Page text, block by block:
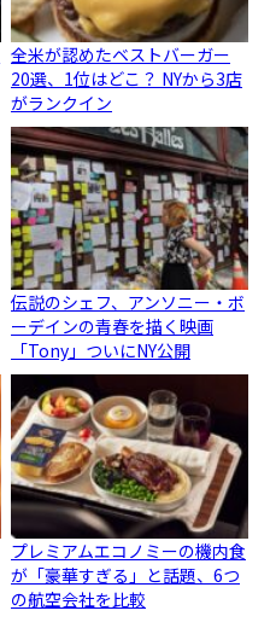
全米が認めたベストバーガー
20選、1位はどこ？ NYから3店
がランクイン
伝説のシェフ、アンソニー・ボ
ーデインの青春を描く映画
「Tony」ついにNY公開
プレミアムエコノミーの機内食
が「豪華すぎる」と話題、6つ
の航空会社を比較